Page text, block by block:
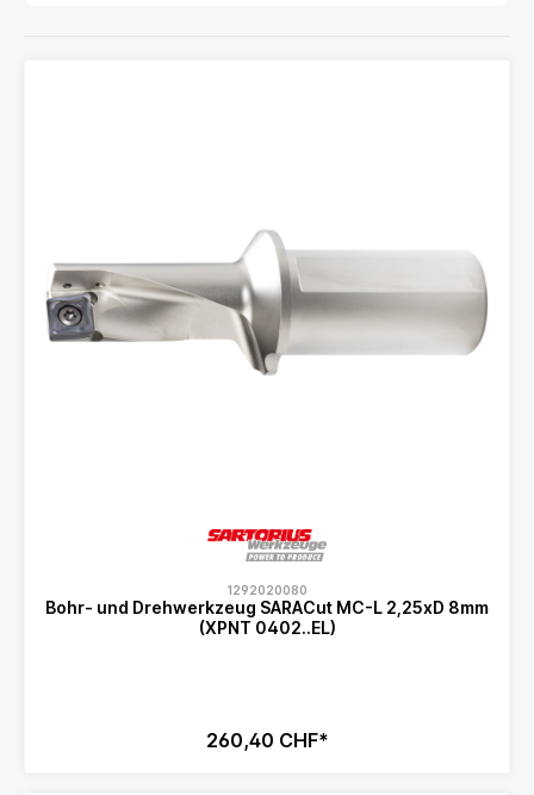
1292020080
Bohr- und Drehwerkzeug SARACut MC-L 2,25xD 8mm
(XPNT 0402..EL)
260,40 CHF*